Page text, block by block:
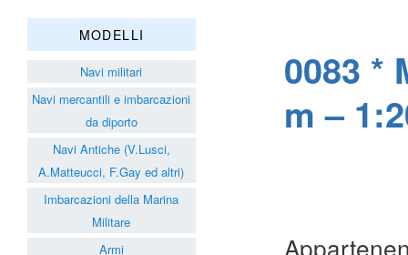
Associazione
0083 *
m –
MODELLI
Navi militari
Navi mercantili e imbarcazioni
da diporto
Navi Antiche (V.Lusci,
A.Matteucci, F.Gay ed altri)
Imbarcazioni della Marina
Militare
Armi